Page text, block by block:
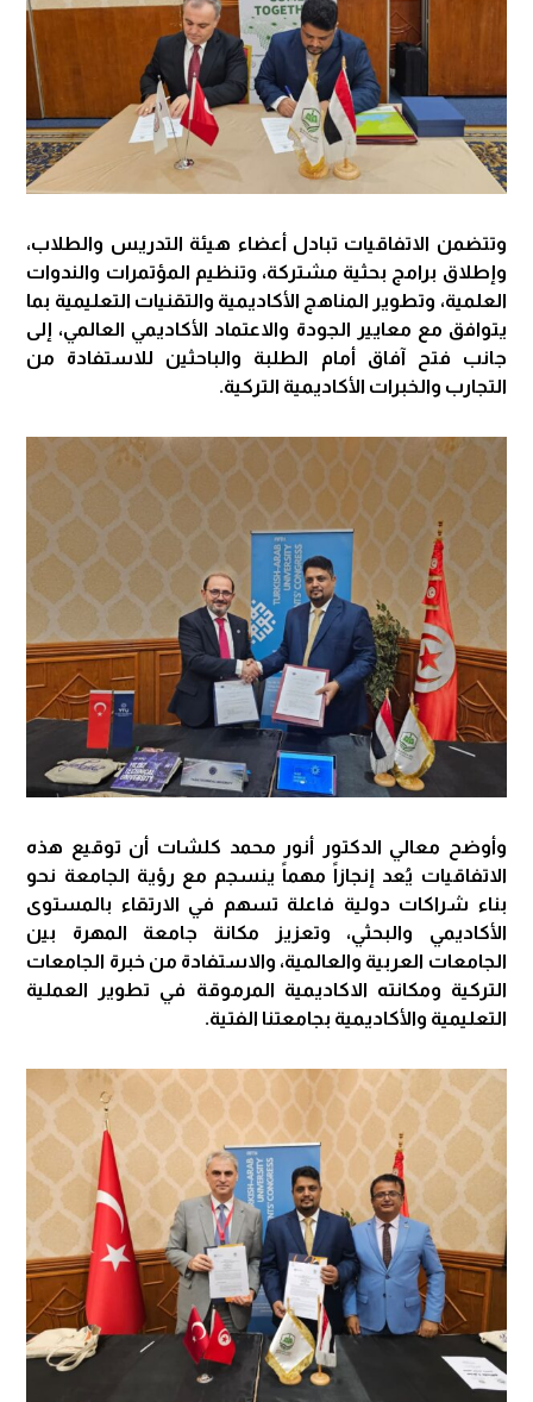
وتتضمن الاتفاقيات تبادل أعضاء هيئة التدريس والطلاب،
وإطلاق برامج بحثية مشتركة، وتنظيم المؤتمرات والندوات
العلمية، وتطوير المناهج الأكاديمية والتقنيات التعليمية بما
يتوافق مع معايير الجودة والاعتماد الأكاديمي العالمي، إلى
جانب فتح آفاق أمام الطلبة والباحثين للاستفادة من
التجارب والخبرات الأكاديمية التركية.
وأوضح معالي الدكتور أنور محمد كلشات أن توقيع هذه
الاتفاقيات يُعد إنجازاً مهماً ينسجم مع رؤية الجامعة نحو
بناء شراكات دولية فاعلة تسهم في الارتقاء بالمستوى
الأكاديمي والبحثي، وتعزيز مكانة جامعة المهرة بين
الجامعات العربية والعالمية، والاستفادة من خبرة الجامعات
التركية ومكانته الاكاديمية المرموقة في تطوير العملية
التعليمية والأكاديمية بجامعتنا الفتية.